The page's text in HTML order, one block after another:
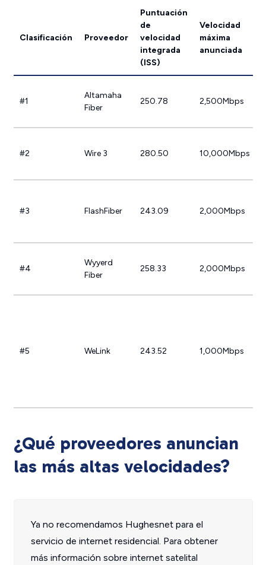
Clasificación Proveedor
Puntuación
de
velocidad
integrada
(ISS)
Velocidad
máxima
anunciada
#1
Altamaha
Fiber
250.78 2,500Mbps
#2 Wire 3 280.50 10,000Mbps
#3 FlashFiber 243.09 2,000Mbps
#4
Wyyerd
Fiber
258.33 2,000Mbps
#5 WeLink 243.52 1,000Mbps
¿Qué proveedores anuncian
las más altas velocidades?
Ya no recomendamos Hughesnet para el
servicio de internet residencial. Para obtener
más información sobre internet satelital